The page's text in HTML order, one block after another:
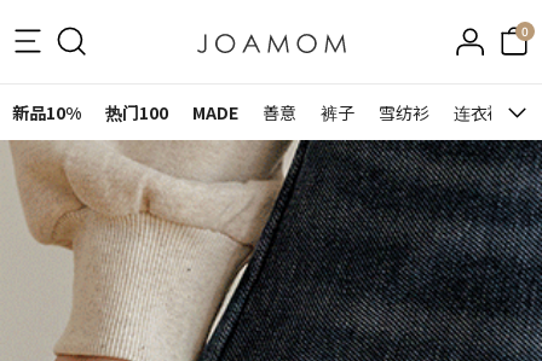
0
新品10% 热门100 MADE 善意 裤子 雪纺衫 连衣裙&裙